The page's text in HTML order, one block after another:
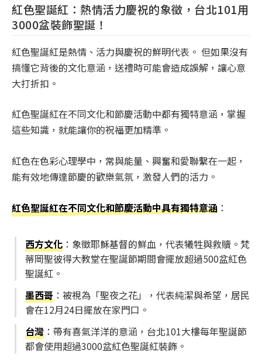
紅色聖誕紅：熱情活力慶祝的象徵，台北101用
3000盆裝飾聖誕！
紅色聖誕紅是熱情、活力與慶祝的鮮明代表。 但如果沒有
搞懂它背後的文化意涵，送禮時可能會造成誤解，讓心意
大打折扣。
紅色聖誕紅在不同文化和節慶活動中都有獨特意涵，掌握
這些知識，就能讓你的祝福更加精準。
紅色在色彩心理學中，常與能量、興奮和愛聯繫在一起，
能有效地傳達節慶的歡樂氣氛，激發人們的活力。
紅色聖誕紅在不同文化和節慶活動中具有獨特意涵 ：
西方文化 ：象徵耶穌基督的鮮血，代表犧牲與救贖。梵
蒂岡聖彼得大教堂在聖誕節期間會擺放超過500盆紅色
聖誕紅。
墨西哥 ：被視為「聖夜之花」，代表純潔與希望，居民
會在12月24日擺放在家門口。
台灣 ：帶有喜氣洋洋的意涵，台北101大樓每年聖誕節
都會使用超過3000盆紅色聖誕紅裝飾。